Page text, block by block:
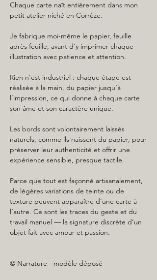
Chaque carte naît entièrement dans mon
petit atelier niché en Corrèze.
Je fabrique moi-même le papier, feuille
après feuille, avant d’y imprimer chaque
illustration avec patience et attention.
Rien n’est industriel : chaque étape est
réalisée à la main, du papier jusqu’à
l’impression, ce qui donne à chaque carte
son âme et son caractère unique.
Les bords sont volontairement laissés
naturels, comme ils naissent du papier, pour
préserver leur authenticité et offrir une
expérience sensible, presque tactile.
Parce que tout est façonné artisanalement,
de légères variations de teinte ou de
texture peuvent apparaître d’une carte à
l’autre. Ce sont les traces du geste et du
travail manuel — la signature discrète d’un
objet fait avec amour et passion.
© Narrature - modèle déposé